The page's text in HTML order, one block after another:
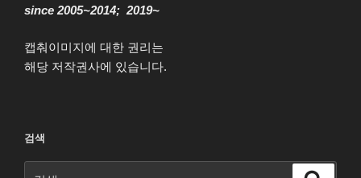
since 2005~2014; 2019~
캡춰이미지에 대한 권리는
해당 저작권사에 있습니다.
검색